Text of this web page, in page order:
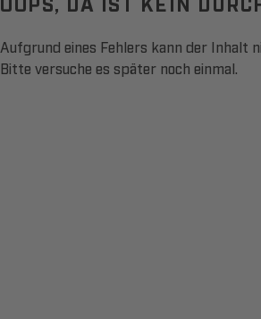
Aufgrund eines Fehlers kann der Inhalt
Bitte versuche es später noch einmal.